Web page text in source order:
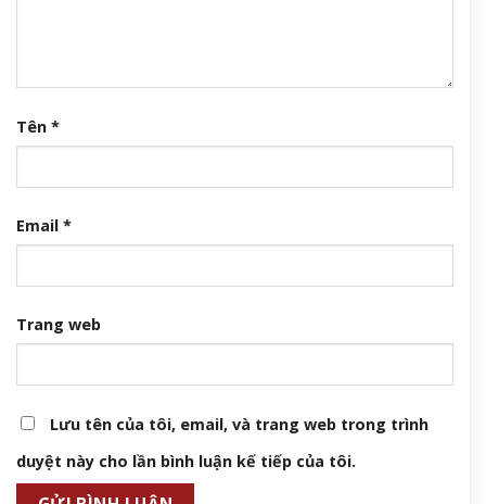
Tên *
Email *
Trang web
Lưu tên của tôi, email, và trang web trong trình
duyệt này cho lần bình luận kế tiếp của tôi.